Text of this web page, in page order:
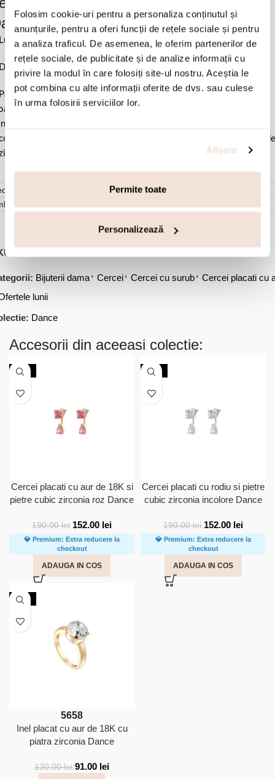
Folosim cookie-uri pentru a personaliza conținutul și
anunțurile, pentru a oferi funcții de rețele sociale și pentru
a analiza traficul. De asemenea, le oferim partenerilor de
rețele sociale, de publicitate și de analize informații cu
privire la modul în care folosiți site-ul nostru. Aceștia le
pot combina cu alte informații oferite de dvs. sau culese
în urma folosirii serviciilor lor.
Afişare
Permite toate
Personalizează
1.6 cm.
pietre 0.6 cm & 0.7 cm x 0.5 cm.
bijuteria in ambalajul original sau intr-un saculet de catifea
pentru a evita frecarea sau lovirea de alte materiale. Evitati
cu apa si produsele cosmetice. Dupa fiecare purtare este
sa o lustruiti cu o laveta curata pentru a evita depunerea de
(0)
Bijuterii dama, Cercei, Cercei cu surub, Cercei placati cu
lunii
Dance
Accesorii din aceeasi colectie:
-20%
Cercei placati cu aur de 18K si
pietre cubic zirconia roz Dance
190.00lei 152.00 lei
💎 Premium: Extra reducere la
checkout
ADAUGA IN COS
-20%
Cercei placati cu rodiu si pietre
cubic zirconia incolore Dance
190.00lei 152.00 lei
💎 Premium: Extra reducere la
checkout
ADAUGA IN COS
-30%
5658
Inel placat cu aur de 18K cu
piatra zirconia Dance
130.00lei 91.00 lei